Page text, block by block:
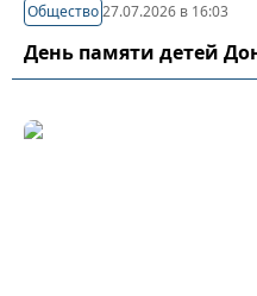
Общество27.07.2026 в 16:03
День памяти детей